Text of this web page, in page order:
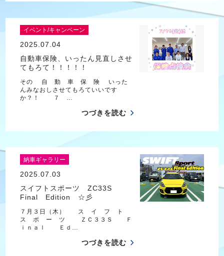
イベント/キャンペーン
2025.07.04
自動車保険、いったん見直しさせ
てもろて！！！！！
その 自 動 車 保 険 いった
んみなおしさせてもろていいです
か？！ ７ …
つづきを読む
納車ギャラリー
2025.07.03
スイフトスポーツ ZC33S
Final Edition ☆彡
７月３日（木） ス イ フ ト
ス ポ ー ツ ＺＣ３３Ｓ Ｆ
ｉｎａｌ Ｅｄ…
つづきを読む